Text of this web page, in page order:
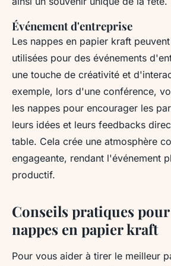
Événement d'entreprise
Les nappes en papier kraft
utilisées pour des événements
une touche de créativité et
exemple, lors d'une conférence,
les nappes pour encourager les
leurs idées et leurs feedbacks
table. Cela crée une atmosphère
engageante, rendant l'événement
productif.
Conseils pratiques
nappes en papier kraft
Pour vous aider à tirer le meilleur